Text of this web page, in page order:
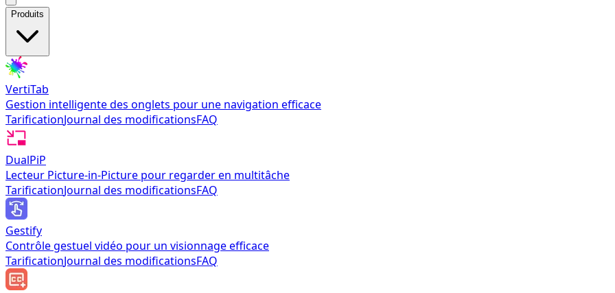
Produits
VertiTab
Gestion intelligente des onglets pour une navigation efficace
TarificationJournal des modificationsFAQ
DualPiP
Lecteur Picture-in-Picture pour regarder en multitâche
TarificationJournal des modificationsFAQ
Gestify
Contrôle gestuel vidéo pour un visionnage efficace
TarificationJournal des modificationsFAQ